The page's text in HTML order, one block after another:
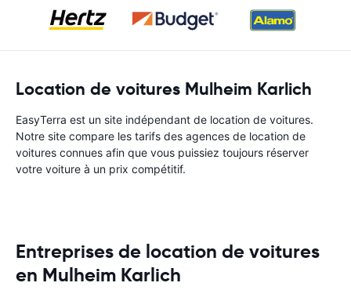
Location de voitures Mulheim Karlich
EasyTerra est un site indépendant de location de voitures.
Notre site compare les tarifs des agences de location de
voitures connues afin que vous puissiez toujours réserver
votre voiture à un prix compétitif.
Entreprises de location de voitures
en Mulheim Karlich